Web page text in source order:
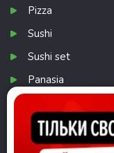
Pizza
Sushi
Sushi set
Panasia